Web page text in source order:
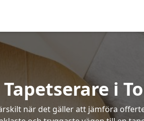
Tapetserare i
när det gäller att jämföra